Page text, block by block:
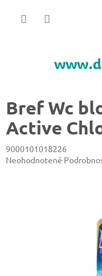
Bref Wc
Active
9000101018226
Priemerné
Neohodnotené